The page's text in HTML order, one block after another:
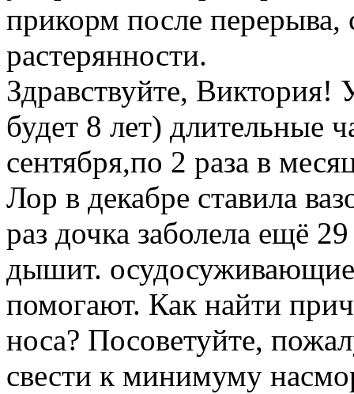
прикорм после перерыва,
растерянности.
Здравствуйте, Виктория!
будет 8 лет) длительные
сентября,по 2 раза в
Лор в декабре ставила
раз дочка заболела ещё
дышит.
помогают. Как найти
носа? Посоветуйте,
свести к минимуму